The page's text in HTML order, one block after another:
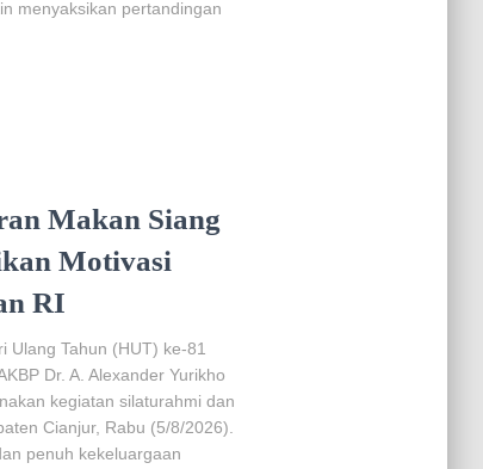
menyaksikan pertandingan
Makan Siang
Motivasi
RI
Ulang Tahun (HUT) ke-81
Dr. A. Alexander Yurikho
kegiatan silaturahmi dan
Cianjur, Rabu (5/8/2026).
penuh kekeluargaan